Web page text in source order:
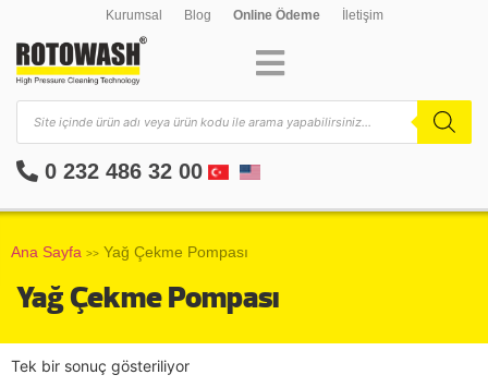
Kurumsal Blog Online Ödeme İletişim
0 232 486 32 00
Ana Sayfa >> Yağ Çekme Pompası
Yağ Çekme Pompası
Tek bir sonuç gösteriliyor